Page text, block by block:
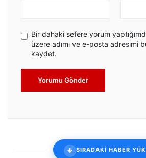
Bir dahaki sefere yorum
üzere adımı ve e-posta adresimi
kaydet.
Yorumu Gönder
SIRADAKİ HABER